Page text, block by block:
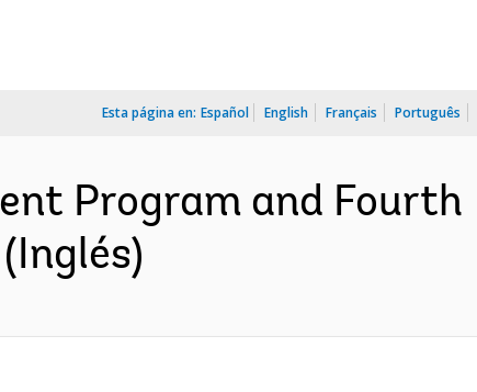
Esta página en: Español English Français Português
Program and Fourth